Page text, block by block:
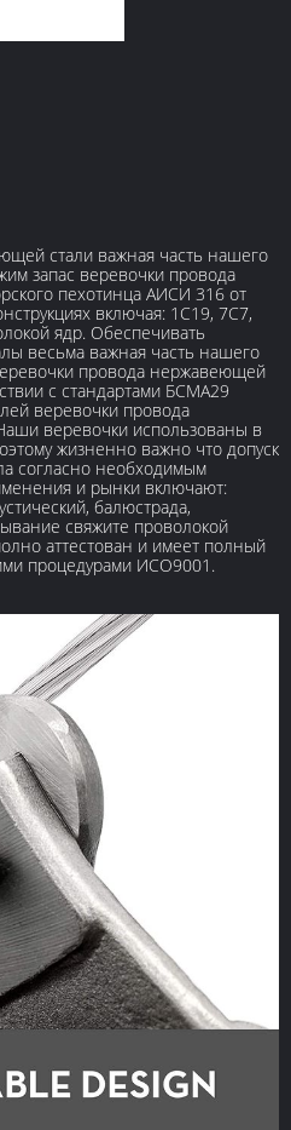
стали важная часть нашего
запас веревочки провода
пехотинца АИСИ 316 от
включая: 1С19, 7С7,
ядр. Обеспечивать
весьма важная часть нашего
провода нержавеющей
с стандартами БСМА29
веревочки провода
веревочки использованы в
жизненно важно что допуск
согласно необходимым
и рынки включают:
балюстрада,
свяжите проволокой
аттестован и имеет полный
процедурами ИСО9001.